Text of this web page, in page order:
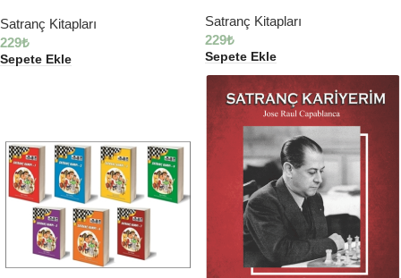
Satranç Kitapları
229₺
Sepete Ekle
Satranç Kitapları
229₺
Sepete Ekle